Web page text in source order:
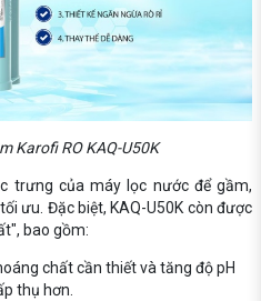
Karofi RO KAQ-U50K
trưng của máy lọc nước để gầm,
ưu. Đặc biệt, KAQ-U50K còn được
bao gồm:
chất cần thiết và tăng độ pH
thụ hơn.